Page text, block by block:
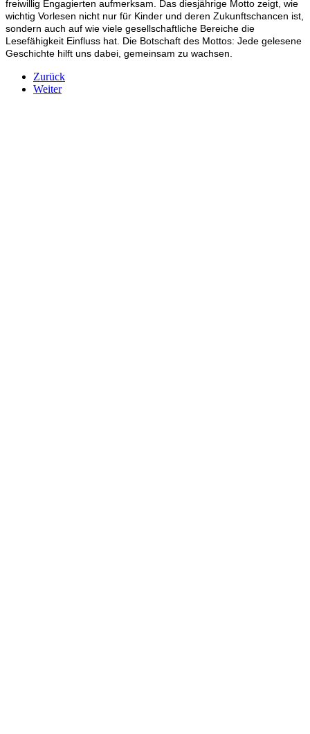
freiwillig Engagierten aufmerksam. Das diesjährige Motto zeigt, wie
wichtig Vorlesen nicht nur für Kinder und deren Zukunftschancen ist,
sondern auch auf wie viele gesellschaftliche Bereiche die
Lesefähigkeit Einfluss hat. Die Botschaft des Mottos: Jede gelesene
Geschichte hilft uns dabei, gemeinsam zu wachsen.
Zurück
Weiter